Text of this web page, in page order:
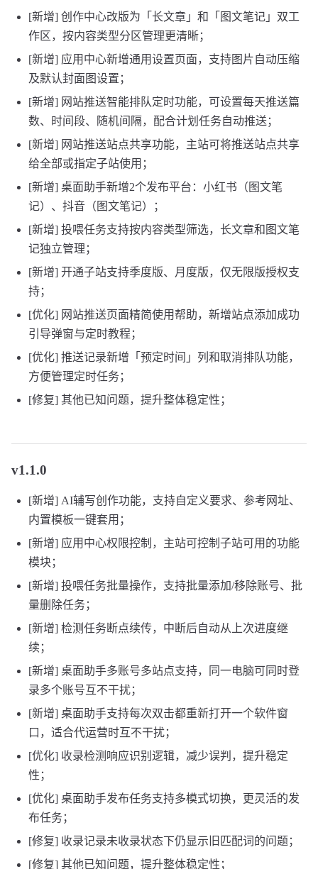
[新增] 创作中心改版为「长文章」和「图文笔记」双工
作区，按内容类型分区管理更清晰；
[新增] 应用中心新增通用设置页面，支持图片自动压缩
及默认封面图设置；
[新增] 网站推送智能排队定时功能，可设置每天推送篇
数、时间段、随机间隔，配合计划任务自动推送；
[新增] 网站推送站点共享功能，主站可将推送站点共享
给全部或指定子站使用；
[新增] 桌面助手新增2个发布平台：小红书（图文笔
记）、抖音（图文笔记）；
[新增] 投喂任务支持按内容类型筛选，长文章和图文笔
记独立管理；
[新增] 开通子站支持季度版、月度版，仅无限版授权支
持；
[优化] 网站推送页面精简使用帮助，新增站点添加成功
引导弹窗与定时教程；
[优化] 推送记录新增「预定时间」列和取消排队功能，
方便管理定时任务；
[修复] 其他已知问题，提升整体稳定性；
v1.1.0
[新增] AI辅写创作功能，支持自定义要求、参考网址、
内置模板一键套用；
[新增] 应用中心权限控制，主站可控制子站可用的功能
模块；
[新增] 投喂任务批量操作，支持批量添加/移除账号、批
量删除任务；
[新增] 检测任务断点续传，中断后自动从上次进度继
续；
[新增] 桌面助手多账号多站点支持，同一电脑可同时登
录多个账号互不干扰；
[新增] 桌面助手支持每次双击都重新打开一个软件窗
口，适合代运营时互不干扰；
[优化] 收录检测响应识别逻辑，减少误判，提升稳定
性；
[优化] 桌面助手发布任务支持多模式切换，更灵活的发
布任务；
[修复] 收录记录未收录状态下仍显示旧匹配词的问题；
[修复] 其他已知问题，提升整体稳定性；